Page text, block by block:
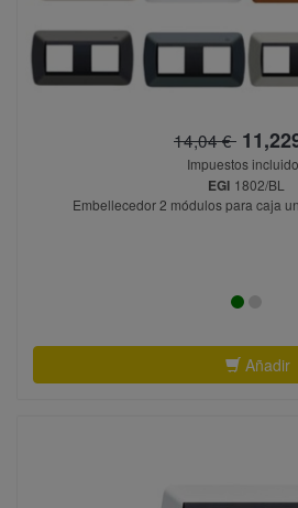
14,04 €
Impuestos
EGI 1802/BL
Embellecedor 2 módulos para caja
Añadir